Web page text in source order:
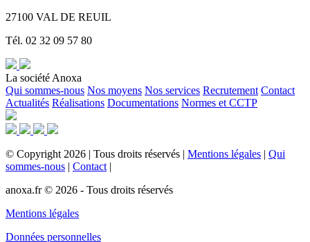
27100 VAL DE REUIL
Tél. 02 32 09 57 80
La société Anoxa
Qui sommes-nous Nos moyens Nos services Recrutement Contact
Actualités Réalisations Documentations Normes et CCTP
© Copyright 2026 | Tous droits réservés | Mentions légales | Qui
sommes-nous | Contact |
anoxa.fr © 2026 - Tous droits réservés
Mentions légales
Données personnelles